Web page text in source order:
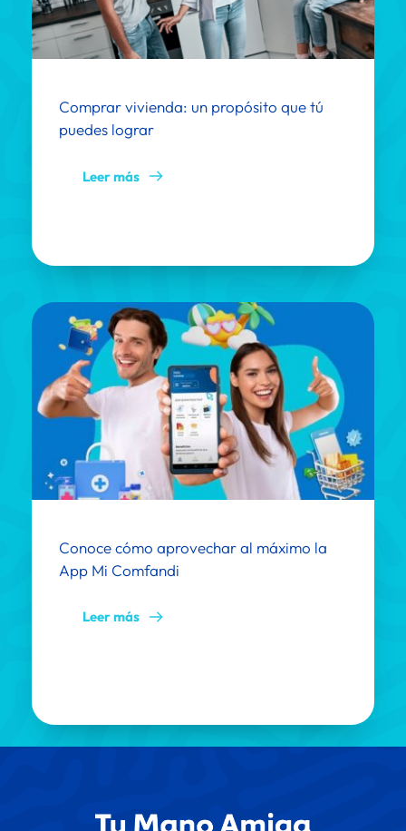
Comprar vivienda: un propósito que tú
puedes lograr
Leer más
Conoce cómo aprovechar al máximo la
App Mi Comfandi
Leer más